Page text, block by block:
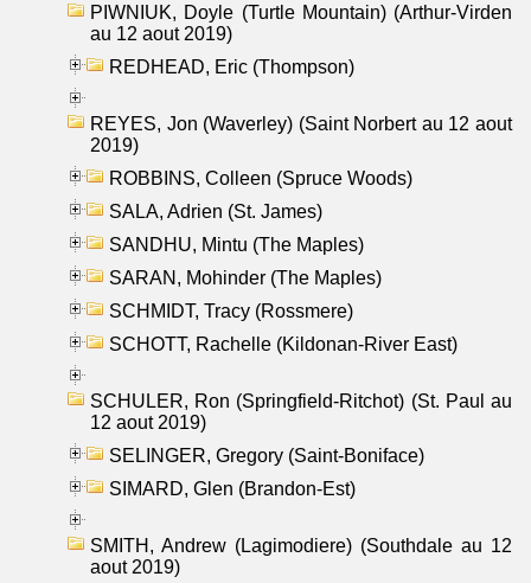
PIWNIUK, Doyle (Turtle Mountain) (Arthur-Virden
au 12 aout 2019)
REDHEAD, Eric (Thompson)
REYES, Jon (Waverley) (Saint Norbert au 12 aout
2019)
ROBBINS, Colleen (Spruce Woods)
SALA, Adrien (St. James)
SANDHU, Mintu (The Maples)
SARAN, Mohinder (The Maples)
SCHMIDT, Tracy (Rossmere)
SCHOTT, Rachelle (Kildonan-River East)
SCHULER, Ron (Springfield-Ritchot) (St. Paul au
12 aout 2019)
SELINGER, Gregory (Saint-Boniface)
SIMARD, Glen (Brandon-Est)
SMITH, Andrew (Lagimodiere) (Southdale au 12
aout 2019)